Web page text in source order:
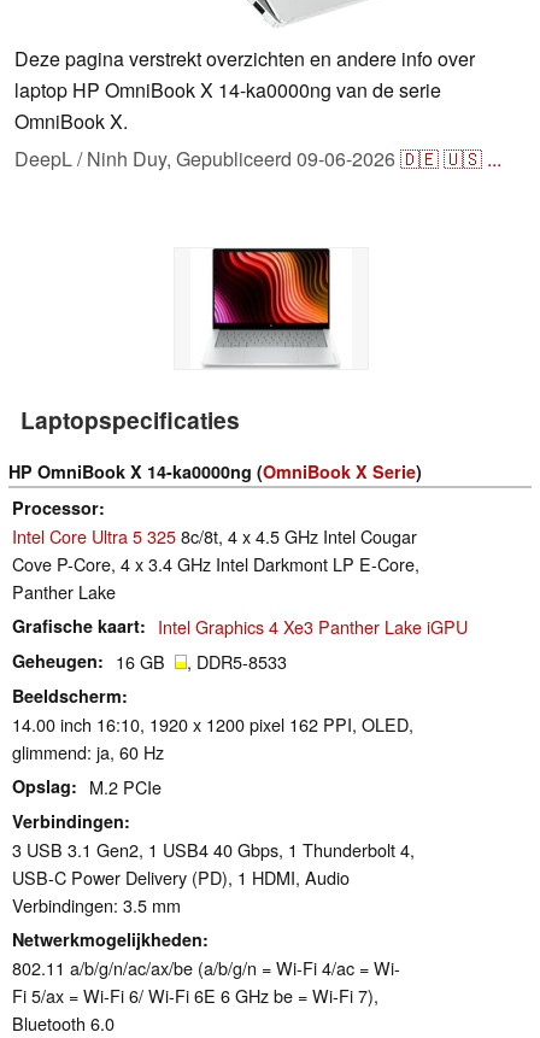
Deze pagina verstrekt overzichten en andere info over
laptop HP OmniBook X 14-ka0000ng van de serie
OmniBook X.
DeepL / Ninh Duy, Gepubliceerd 09-06-2026🇩🇪🇺🇸 ...
Laptopspecificaties
HP OmniBook X 14-ka0000ng (OmniBook X Serie)
Processor
Intel Core Ultra 5 3258c/8t, 4 x 4.5 GHz Intel Cougar
Cove P-Core, 4 x 3.4 GHz Intel Darkmont LP E-Core,
Panther Lake
Grafische kaart Intel Graphics 4 Xe3 Panther Lake iGPU
Geheugen 16 GB , DDR5-8533
Beeldscherm
14.00 inch 16:10, 1920 x 1200 pixel 162 PPI, OLED,
glimmend: ja, 60 Hz
Opslag M.2 PCIe
Verbindingen
3 USB 3.1 Gen2, 1 USB4 40 Gbps, 1 Thunderbolt 4,
USB-C Power Delivery (PD), 1 HDMI, Audio
Verbindingen: 3.5 mm
Netwerkmogelijkheden
802.11 a/​b/​g/​n/​ac/​ax/​be (a/b/g/n = Wi-Fi 4/ac = Wi-
Fi 5/ax = Wi-Fi 6/ Wi-Fi 6E 6 GHz be = Wi-Fi 7),
Bluetooth 6.0